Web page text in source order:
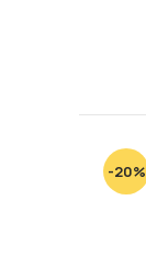
-20%